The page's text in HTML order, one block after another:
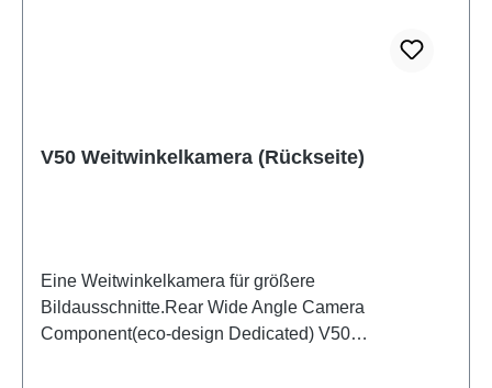
V50 Weitwinkelkamera (Rückseite)
Eine Weitwinkelkamera für größere
Bildausschnitte.Rear Wide Angle Camera
Component(eco-design Dedicated) V50